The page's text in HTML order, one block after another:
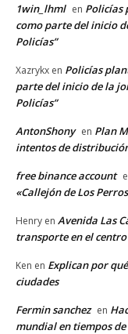
1win_lhml en Policías
como parte del inicio
Policías”
Xazrykx en Policías
parte del inicio de la
Policías”
AntonShony en Plan
intentos de
free binance account
«Callejón de Los
Henry en Avenida Las
transporte en el
Ken en Explican por
ciudades
Fermin sanchez en
mundial en tiempos